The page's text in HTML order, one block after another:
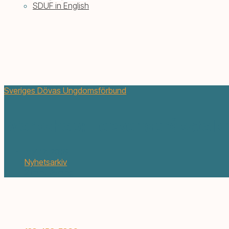
SDUF in English
Sveriges Dövas Ungdomsförbund
Nyhetsarkiv